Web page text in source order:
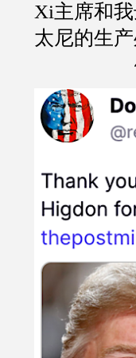
Xi主席和
太尼的生